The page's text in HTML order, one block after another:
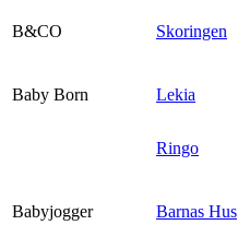
B&CO Skoringen
Baby Born Lekia
Ringo
Babyjogger Barnas Hus